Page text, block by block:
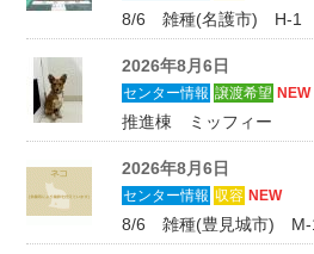
8/6 雑種(名護市) H-1
2026年8月6日
センター情報 譲渡希望 NEW
推進棟 ミッフィー
2026年8月6日
センター情報 収容 NEW
8/6 雑種(豊見城市) M-